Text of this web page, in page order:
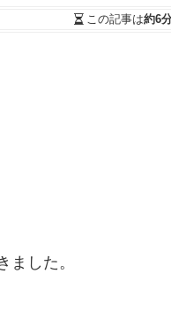
この記事は約6
ました。